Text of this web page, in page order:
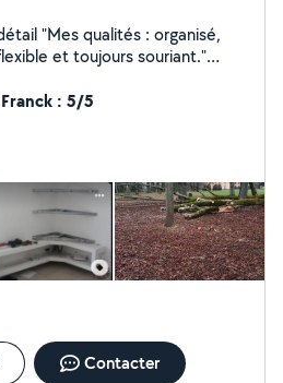
et toujours souriant."
et
en tout genres dans un
: 5/5
Contacter